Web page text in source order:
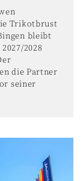
Trikotbrust
bleibt
2028
die Partner
seiner